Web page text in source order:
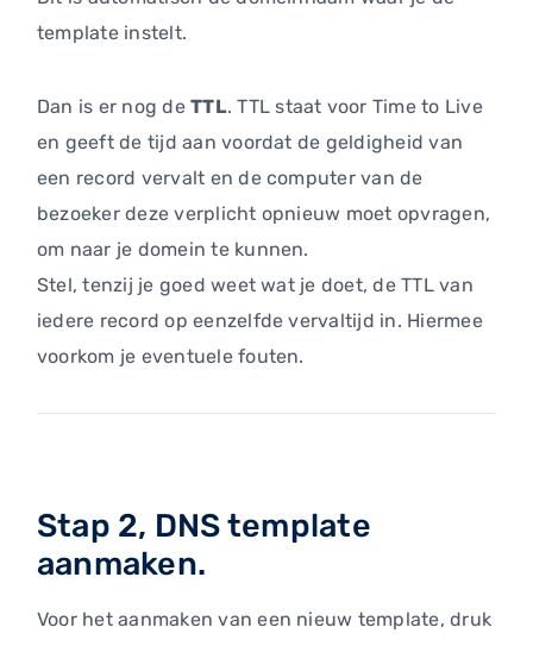
template instelt.
Dan is er nog deTTL. TTL staat voor Time to Live
en geeft de tijd aan voordat de geldigheid van
een record vervalt en de computer van de
bezoeker deze verplicht opnieuw moet opvragen,
om naar je domein te kunnen.
Stel, tenzij je goed weet wat je doet, de TTL van
iedere record op eenzelfde vervaltijd in. Hiermee
voorkom je eventuele fouten.
Stap 2, DNS template
aanmaken.
Voor het aanmaken van een nieuw template, druk